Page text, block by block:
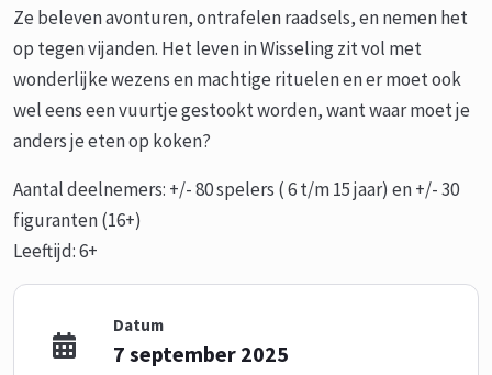
Ze beleven avonturen, ontrafelen raadsels, en nemen het
op tegen vijanden. Het leven in Wisseling zit vol met
wonderlijke wezens en machtige rituelen en er moet ook
wel eens een vuurtje gestookt worden, want waar moet je
anders je eten op koken?
Aantal deelnemers: +/- 80 spelers ( 6 t/m 15 jaar) en +/- 30
figuranten (16+)
Leeftijd: 6+
Datum
7 september 2025